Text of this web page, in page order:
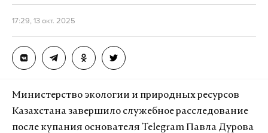
17:29, 13 окт. 2025
Министерство экологии и природных ресурсов
Казахстана завершило служебное расследование
после купания основателя Telegram Павла Дурова